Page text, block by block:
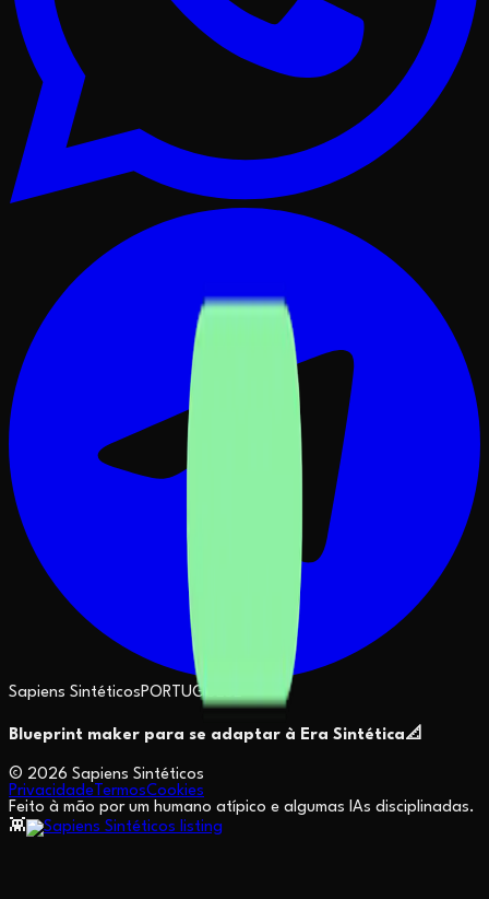
Sapiens Sintéticos PORTUGUESE
Blueprint maker para se adaptar à Era Sintética📐
© 2026 Sapiens Sintéticos
Privacidade TermosCookies
Feito à mão por um humano atípico e algumas IAs disciplinadas.
👾